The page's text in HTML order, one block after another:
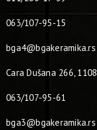
063/107-95-15
bga4@bgakeramika.rs
Cara Dušana 266,
063/107-95-61
bga3@bgakeramika.rs